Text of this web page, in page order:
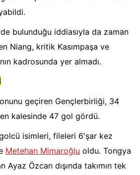
bulunduğu iddiasıyla da zaman
Niang, kritik Kasımpaşa ve
kadrosunda yer almadı.
geçiren Gençlerbirliği, 34
kalesinde 47 gol gördü.
isimleri, fileleri 6'şar kez
Metehan Mimaroğlu oldu. Tongya
Ayaz Özcan dışında takımın tek